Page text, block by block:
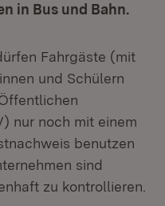
in Bus und Bahn.
Fahrgäste (mit
und Schülern
nur noch mit einem
benutzen
sind
zu kontrollieren.